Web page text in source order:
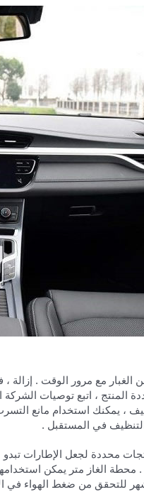
من الغبار مع مرور الوقت .
المنتج ، اتبع توصيات
التنظيف ، يمكنك استخدام
في المستقبل .
محددة لجعل الإطارات